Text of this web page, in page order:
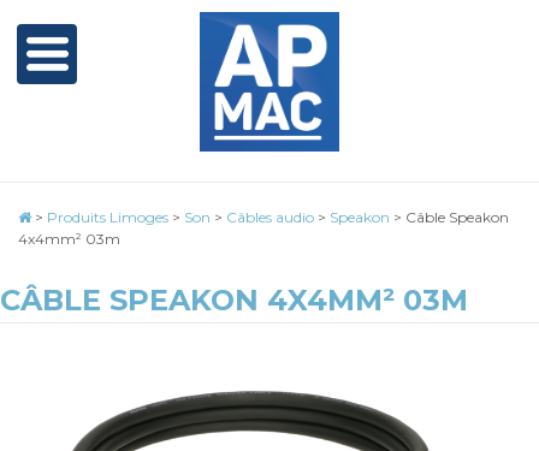
> Produits Limoges > Son > Câbles audio > Speakon > Câble Speakon
4x4mm² 03m
CÂBLE SPEAKON 4X4MM² 03M